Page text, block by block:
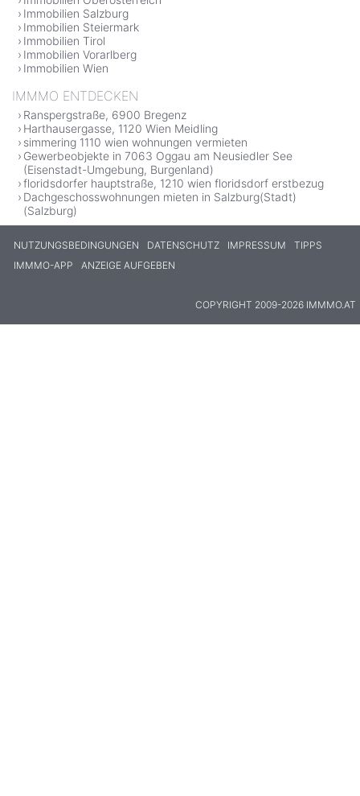
Immobilien Salzburg
Immobilien Steiermark
Immobilien Tirol
Immobilien Vorarlberg
Immobilien Wien
IMMMO ENTDECKEN
Ranspergstraße, 6900 Bregenz
Harthausergasse, 1120 Wien Meidling
simmering 1110 wien wohnungen vermieten
Gewerbeobjekte in 7063 Oggau am Neusiedler See
(Eisenstadt-Umgebung, Burgenland)
floridsdorfer hauptstraße, 1210 wien floridsdorf erstbezug
Dachgeschosswohnungen mieten in Salzburg(Stadt)
(Salzburg)
NUTZUNGSBEDINGUNGEN DATENSCHUTZ IMPRESSUM
TIPPS
IMMMO-APP
ANZEIGE AUFGEBEN
COPYRIGHT 2009-2026 IMMMO.AT